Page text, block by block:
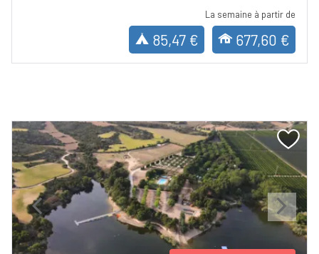
La semaine à partir de
85,47 € 677,60 €
Previous Next